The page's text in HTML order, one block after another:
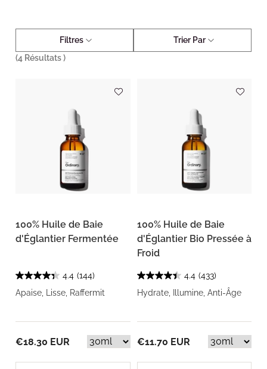
Filtres
Trier Par
(4 Résultats )
100% Huile de Baie
d'Églantier Fermentée
4.4 (144)
Apaise, Lisse, Raffermit
€18.30 EUR
100% Huile de Baie
d'Églantier Bio Pressée à
Froid
4.4 (433)
Hydrate, Illumine, Anti-Âge
€11.70 EUR